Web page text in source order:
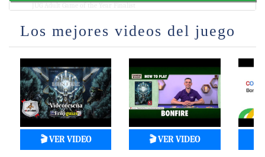
JUG Adult Game of the Year Finalist
Los mejores videos del juego
🎬 VER VIDEO 🎬 VER VIDEO